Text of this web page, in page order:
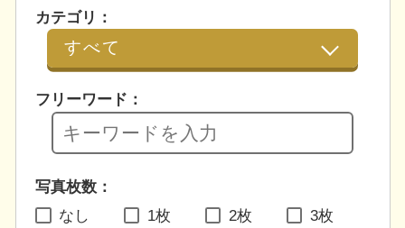
カテゴリ：
フリーワード：
写真枚数：
なし
1枚 2枚 3枚